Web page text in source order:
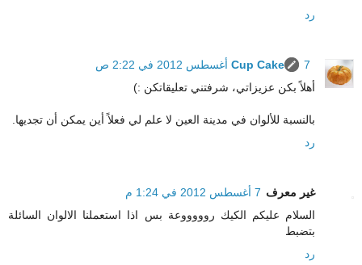
رد
Cup Cake
7 أغسطس 2012 في 2:22 ص
أهلاً بكن عزيزاتي، شرفتني تعليقاتكن :)
بالنسبة للألوان في مدينة العين لا علم لي فعلاً أين يمكن أن تجديها.
رد
غير معرف 7 أغسطس 2012 في 1:24 م
السلام عليكم الكيك روووووعة بس اذا استعملنا الالوان السائلة
بتضبط
رد